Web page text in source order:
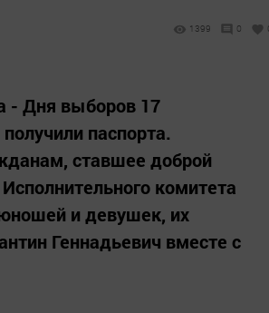
1399 0
- Дня выборов 17
паспорта.
ставшее доброй
комитета
и девушек, их
Геннадьевич вместе с